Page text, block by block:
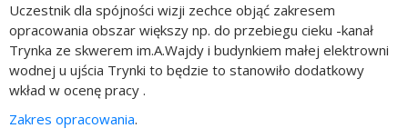
Uczestnik dla spójności wizji zechce objąć zakresem
opracowania obszar większy np. do przebiegu cieku -kanał
Trynka ze skwerem im.A.Wajdy i budynkiem małej elektrowni
wodnej u ujścia Trynki to będzie to stanowiło dodatkowy
wkład w ocenę pracy .
Zakres opracowania.